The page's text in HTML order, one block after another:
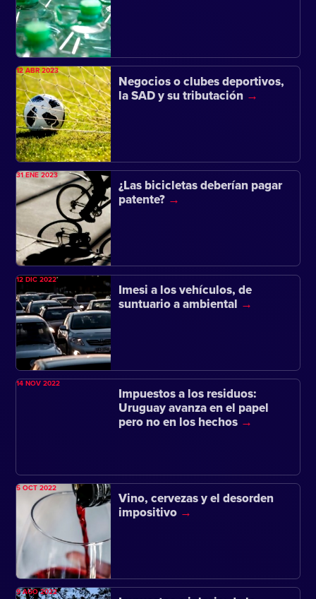
Negocios o clubes deportivos,
la SAD y su tributación
12 ABR 2023
¿Las bicicletas deberían pagar
patente?
31 ENE 2023
Imesi a los vehículos, de
suntuario a ambiental
12 DIC 2022
Impuestos a los residuos:
Uruguay avanza en el papel
pero no en los hechos
14 NOV 2022
Vino, cervezas y el desorden
impositivo
5 OCT 2022
9 AGO 2022